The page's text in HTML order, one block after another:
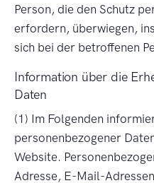
Person, die den Schutz
erfordern, überwiegen,
sich bei der betroffenen
Information über die
Daten
(1) Im Folgenden
personenbezogener
Website.
Adresse, E-Mail-